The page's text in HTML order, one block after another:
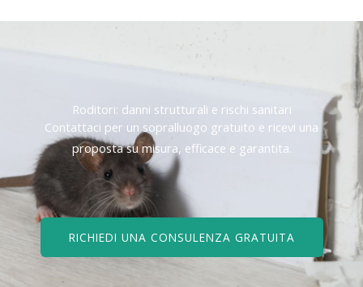
Roditori: danni strutturali e rischi sanitari
Contattaci per un sopralluogo gratuito e ricevi una
proposta su misura, efficace e garantita.
RICHIEDI UNA CONSULENZA GRATUITA